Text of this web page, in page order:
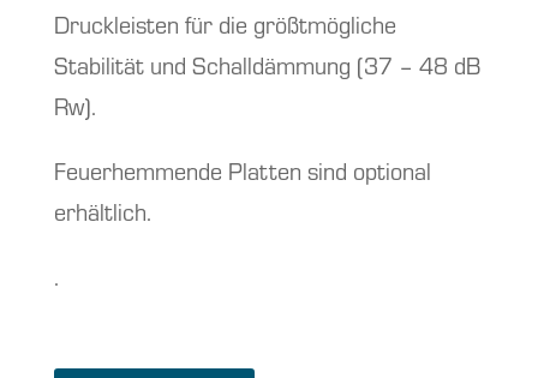
Druckleisten für die größtmögliche
Stabilität und Schalldämmung (37 – 48 dB
Rw).
Feuerhemmende Platten sind optional
erhältlich.
.